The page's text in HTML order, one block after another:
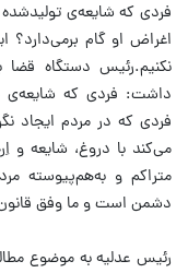
فردی که شایعه‌ی
اغراض او گام برمی‌دارد؟
نکنیم.رئیس دستگاه
داشت: فردی که شایعه‌ی
فردی که در مردم ایجاد
می‌کند با دروغ، شایعه و
متراکم و به‌هم‌پیوسته
دشمن است و ما وفق قانون،
رئیس عدلیه به موضوع